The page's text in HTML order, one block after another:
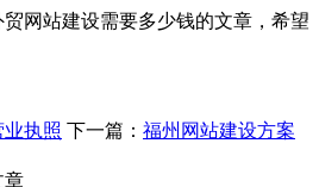
网站建设需要多少钱的文章，希望
执照 下一篇： 福州网站建设方案
章